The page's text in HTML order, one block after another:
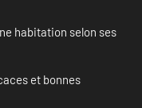
habitation selon ses
et bonnes